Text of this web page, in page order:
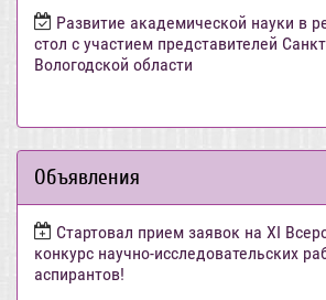
Развитие академической науки в
стол с участием представителей
Вологодской области
Объявления
Стартовал прием заявок на XI
конкурс научно-исследовательских
аспирантов!